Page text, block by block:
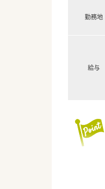
勤務地
給与